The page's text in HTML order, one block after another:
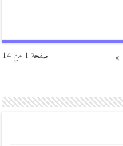
صفحة 1 من 14 »